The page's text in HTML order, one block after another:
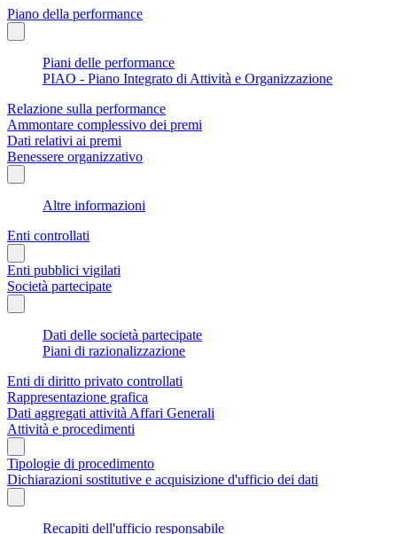
Piano della performance
Piani delle performance
PIAO - Piano Integrato di Attività e Organizzazione
Relazione sulla performance
Ammontare complessivo dei premi
Dati relativi ai premi
Benessere organizzativo
Altre informazioni
Enti controllati
Enti pubblici vigilati
Società partecipate
Dati delle società partecipate
Piani di razionalizzazione
Enti di diritto privato controllati
Rappresentazione grafica
Dati aggregati attività Affari Generali
Attività e procedimenti
Tipologie di procedimento
Dichiarazioni sostitutive e acquisizione d'ufficio dei dati
Recapiti dell'ufficio responsabile